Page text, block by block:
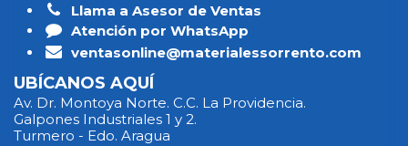
Llama a Asesor de Ventas
Atención por WhatsApp
ventasonline@materialessorrento.com
UBÍCANOS AQUÍ
Av. Dr. Montoya Norte. C.C. La Providencia.
Galpones Industriales 1 y 2.
Turmero - Edo. Aragua